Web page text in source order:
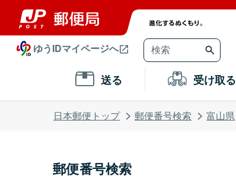
ゆうIDマイページへ
送る 受け取る
日本郵便トップ 郵便番号検索 富山県
郵便番号検索